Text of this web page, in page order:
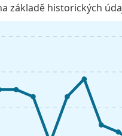
základě historických